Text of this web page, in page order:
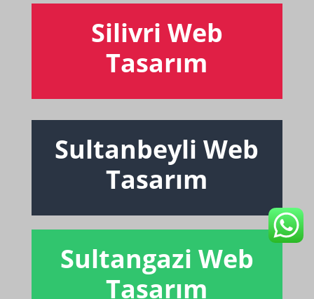
Silivri Web
Tasarım
Sultanbeyli Web
Tasarım
Sultangazi Web
Tasarım